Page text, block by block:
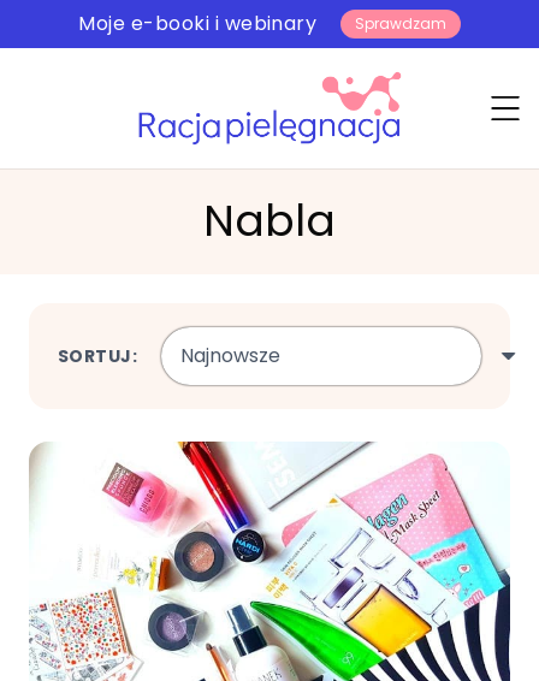
Moje e-booki i webinary Sprawdzam
Nabla
SORTUJ: